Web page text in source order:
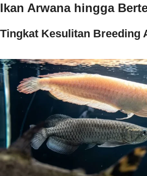
Ikan Arwana hingga
Tingkat Kesulitan Breeding